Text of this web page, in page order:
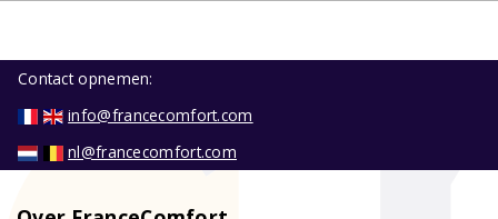
Contact opnemen:
info@francecomfort.com
nl@francecomfort.com